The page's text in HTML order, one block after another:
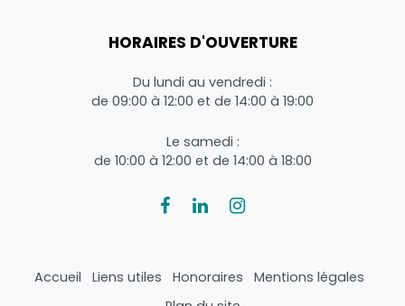
HORAIRES D'OUVERTURE
Du lundi au vendredi :
de 09:00 à 12:00 et de 14:00 à 19:00
Le samedi :
de 10:00 à 12:00 et de 14:00 à 18:00
Accueil Liens utiles Honoraires
Mentions légales